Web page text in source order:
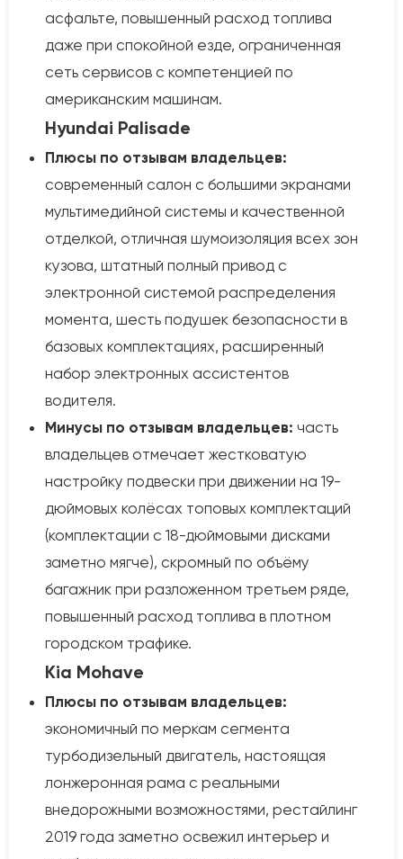
асфальте, повышенный расход топлива
даже при спокойной езде, ограниченная
сеть сервисов с компетенцией по
американским машинам.
Hyundai Palisade
Плюсы по отзывам владельцев:
современный салон с большими экранами
мультимедийной системы и качественной
отделкой, отличная шумоизоляция всех зон
кузова, штатный полный привод с
электронной системой распределения
момента, шесть подушек безопасности в
базовых комплектациях, расширенный
набор электронных ассистентов
водителя.
Минусы по отзывам владельцев: часть
владельцев отмечает жестковатую
настройку подвески при движении на 19-
дюймовых колёсах топовых комплектаций
(комплектации с 18-дюймовыми дисками
заметно мягче), скромный по объёму
багажник при разложенном третьем ряде,
повышенный расход топлива в плотном
городском трафике.
Kia Mohave
Плюсы по отзывам владельцев:
экономичный по меркам сегмента
турбодизельный двигатель, настоящая
лонжеронная рама с реальными
внедорожными возможностями, рестайлинг
2019 года заметно освежил интерьер и